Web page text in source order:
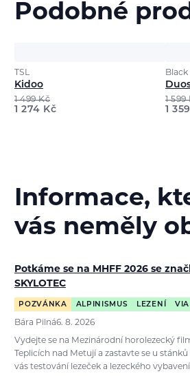
Podobné
TSL
Kidoo
1 499Kč
1 274 Kč
1 599
1 359
Informace,
vás neměly
Potkáme se na MHFF 2026 se
SKYLOTEC
POZVÁNKA ALPINISMUS LEZENÍ VIA
Bára Pilná6. 8. 2026
Vydejte se na Mezinárodní horolezecký
Teplicích nad Metují a zastavte se u
vás testování lezeček a lezeckého